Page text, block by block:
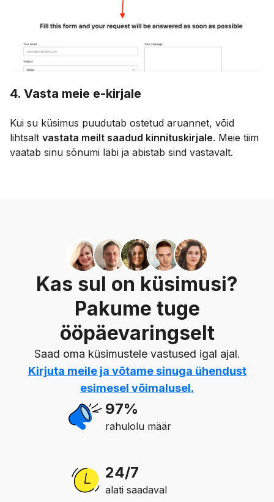
4. Vasta meie e-kirjale
Kui su küsimus puudutab ostetud aruannet, võid
lihtsalt vastata meilt saadud kinnituskirjale. Meie tiim
vaatab sinu sõnumi läbi ja abistab sind vastavalt.
Kas sul on küsimusi?
Pakume tuge
ööpäevaringselt
Saad oma küsimustele vastused igal ajal.
Kirjuta meileja võtame sinuga ühendust
esimesel võimalusel.
97%
rahulolu määr
24/7
alati saadaval